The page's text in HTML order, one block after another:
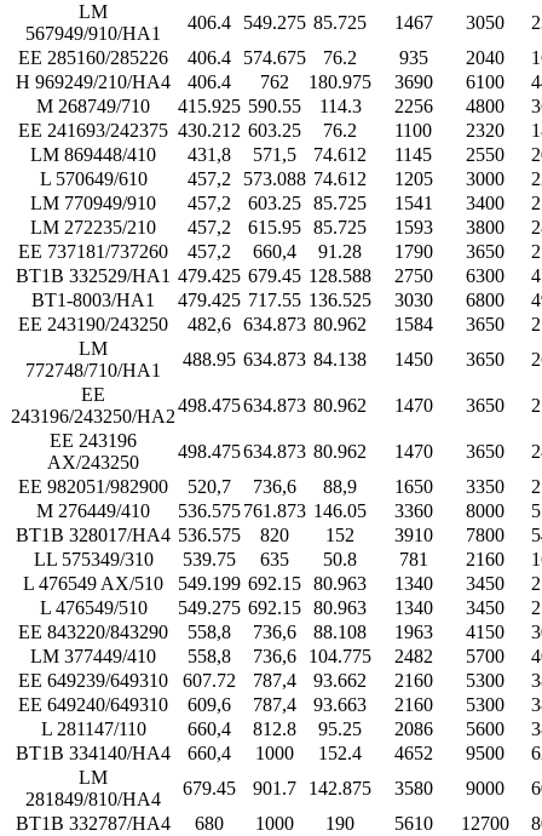
LM
567949/910/HA1
406.4 549.275 85.725 1467 3050
EE 285160/285226
406.4 574.675 76.2 935 2040
H 969249/210/HA4
406.4 762 180.975 3690 6100
M 268749/710
415.925 590.55 114.3 2256 4800
EE 241693/242375 430.212 603.25 76.2 1100 2320
LM 869448/410
431,8 571,5 74.612 1145 2550
L 570649/610
457,2 573.088 74.612 1205 3000
LM 770949/910
457,2 603.25 85.725 1541 3400
LM 272235/210
457,2 615.95 85.725 1593 3800
EE 737181/737260
457,2 660,4 91.28 1790 3650
BT1B 332529/HA1 479.425 679.45 128.588 2750 6300
BT1-8003/HA1
479.425 717.55 136.525 3030 6800
EE 243190/243250
482,6 634.873 80.962 1584 3650
LM
772748/710/HA1
488.95 634.873 84.138 1450 3650
EE
243196/243250/HA2
498.475634.873 80.962 1470 3650
EE 243196
AX/243250
498.475634.873 80.962 1470 3650
EE 982051/982900
520,7 736,6 88,9 1650 3350
M 276449/410
536.575761.873 146.05 3360 8000
BT1B 328017/HA4 536.575 820 152 3910 7800
LL 575349/310
539.75 635 50.8 781 2160
L 476549 AX/510
549.199 692.15 80.963 1340 3450
L 476549/510
549.275 692.15 80.963 1340 3450
EE 843220/843290
558,8 736,6 88.108 1963 4150
LM 377449/410
558,8 736,6 104.775 2482 5700
EE 649239/649310
607.72 787,4 93.662 2160 5300
EE 649240/649310
609,6 787,4 93.663 2160 5300
L 281147/110
660,4 812.8 95.25 2086 5600
BT1B 334140/HA4
660,4 1000 152.4 4652 9500
LM
281849/810/HA4
679.45 901.7 142.875 3580 9000
BT1B 332787/HA4
680 1000 190 5610 12700